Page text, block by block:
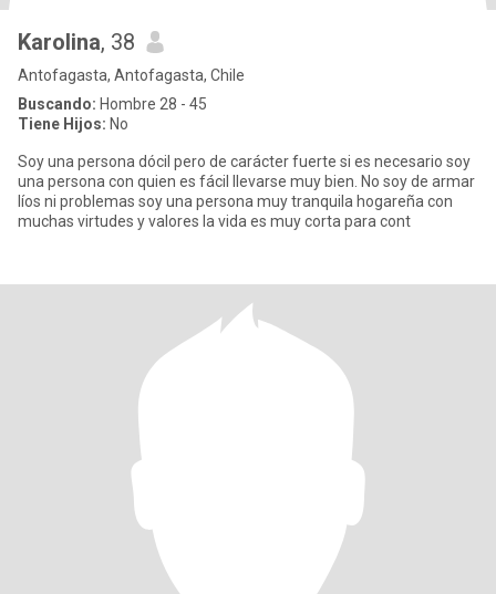
Karolina, 38
Antofagasta, Antofagasta, Chile
Buscando: Hombre 28 - 45
Tiene Hijos: No
Soy una persona dócil pero de carácter fuerte si es necesario soy
una persona con quien es fácil llevarse muy bien. No soy de armar
líos ni problemas soy una persona muy tranquila hogareña con
muchas virtudes y valores la vida es muy corta para cont